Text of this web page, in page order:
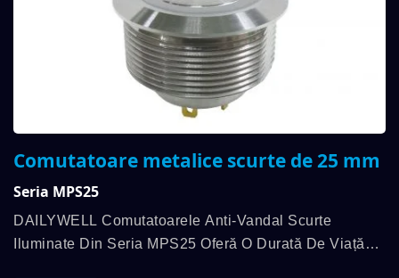
Comutatoare metalice scurte de 25 mm
Seria MPS25
DAILYWELL Comutatoarele Anti-Vandal Scurte
Iluminate Din Seria MPS25 Oferă O Durată De Viață